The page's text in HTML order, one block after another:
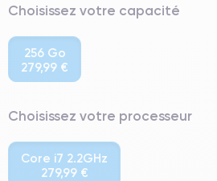
Choisissez votre capacité
256 Go
279,99 €
Choisissez votre processeur
Core i7 2.2GHz
279,99 €